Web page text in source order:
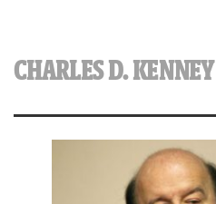
CHARLES D. KENNEY